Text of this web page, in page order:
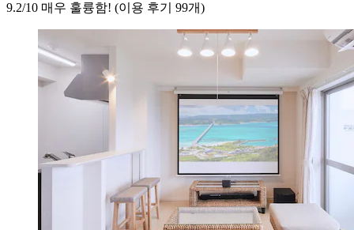
9.2/10 매우 훌륭함! (이용 후기 99개)